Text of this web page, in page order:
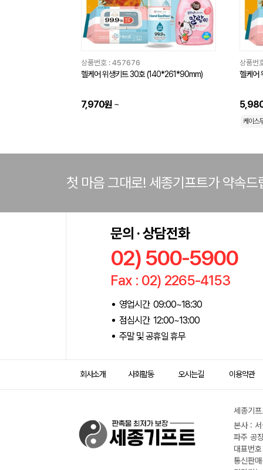
상품번호 : 457676
헬케어 위생키트 30호 (140*261*90mm)
7,970원 ~
상품번
헬케어
케이스
첫 마음 그대로! 세종기프트가 약속드
문의 · 상담전화
02) 500-5900
Fax : 02) 2265-4153
영업시간 09:00~18:30
점심시간 12:00~13:00
주말 및 공휴일 휴무
회사소개 사회활동 오시는길 이용약관
세종기
본사 :
파주 공
대표번
통신판